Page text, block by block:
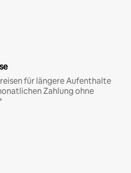
für längere Aufenthalte
Zahlung ohne